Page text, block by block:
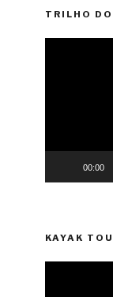
TRILHO
00:00
KAYAK